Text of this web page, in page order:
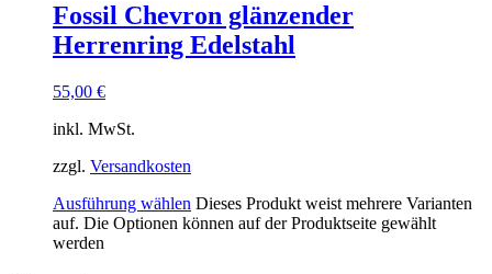
Fossil Chevron glänzender
Herrenring Edelstahl
55,00 €
inkl. MwSt.
zzgl. Versandkosten
Ausführung wählen Dieses Produkt weist mehrere Varianten
auf. Die Optionen können auf der Produktseite gewählt
werden